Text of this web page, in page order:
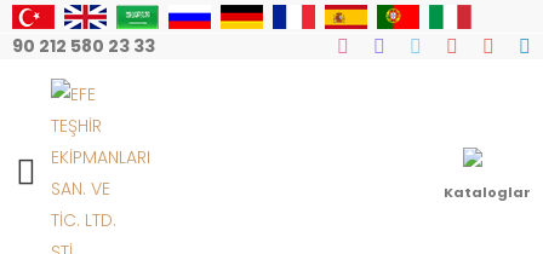
90 212 580 23 33
Mobile Menu Kataloglar